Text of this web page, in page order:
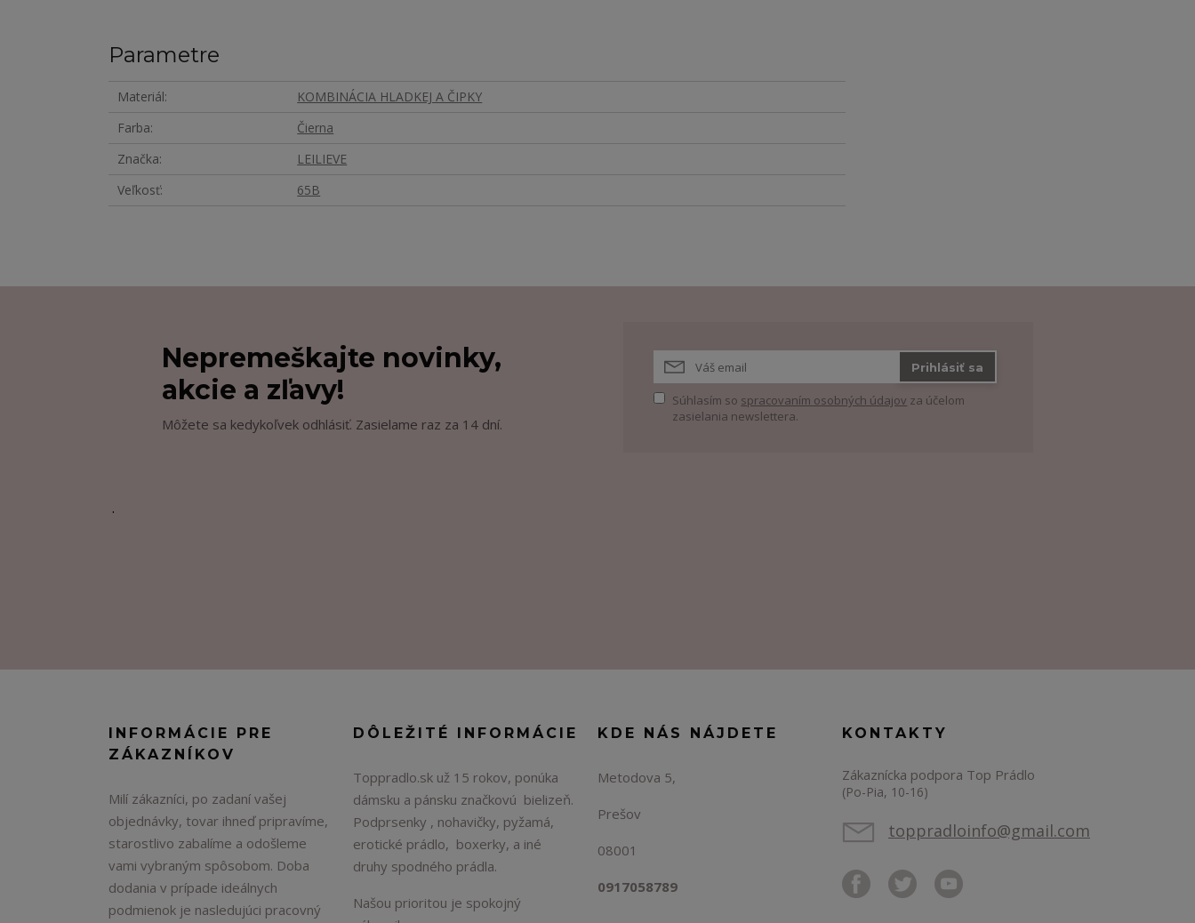
Parametre
Materiál
KOMBINÁCIA HLADKEJ A ČIPKY
Farba
Čierna
Značka
LEILIEVE
Veľkosť
65B
Nepremeškajte novinky,
akcie a zľavy!
Môžete sa kedykoľvek odhlásiť. Zasielame raz za 14 dní.
Prihlásiť sa
Súhlasím so spracovaním osobných údajov za účelom
zasielania newslettera.
.
INFORMÁCIE PRE
ZÁKAZNÍKOV
Milí zákazníci, po zadaní vašej
objednávky, tovar ihneď pripravíme,
starostlivo zabalíme a odošleme
vami vybraným spôsobom. Doba
dodania v prípade ideálnych
podmienok je nasledujúci pracovný
DÔLEŽITÉ INFORMÁCIE
Toppradlo.sk už 15 rokov, ponúka
dámsku a pánsku značkovú bielizeň.
Podprsenky , nohavičky, pyžamá,
erotické prádlo, boxerky, a iné
druhy spodného prádla.
Našou prioritou je spokojný
KDE NÁS NÁJDETE
Metodova 5,
Prešov
08001
0917058789
KONTAKTY
Zákaznícka podpora Top Prádlo
(Po-Pia, 10-16)
toppradloinfo@gmail.com